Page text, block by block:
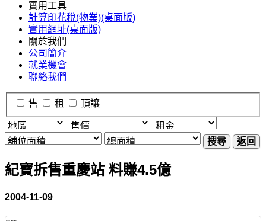
實用工具
計算印花稅(物業)(桌面版)
實用網址(桌面版)
關於我們
公司簡介
就業機會
聯絡我們
售 租 頂讓
搜尋 返回
紀寶拆售重慶站 料賺4.5億
2004-11-09